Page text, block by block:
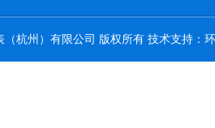
杭州）有限公司 版权所有 技术支持：